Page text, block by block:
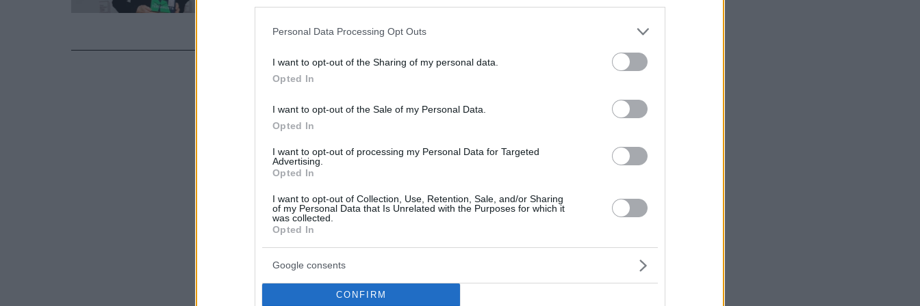
Personal Data Processing Opt Outs
I want to opt-out of the Sharing of my personal data.
Opted In
I want to opt-out of the Sale of my Personal Data.
Opted In
I want to opt-out of processing my Personal Data for Targeted
Advertising.
Opted In
I want to opt-out of Collection, Use, Retention, Sale, and/or Sharing
of my Personal Data that Is Unrelated with the Purposes for which it
was collected.
Opted In
Google consents
CONFIRM
κλασικό.